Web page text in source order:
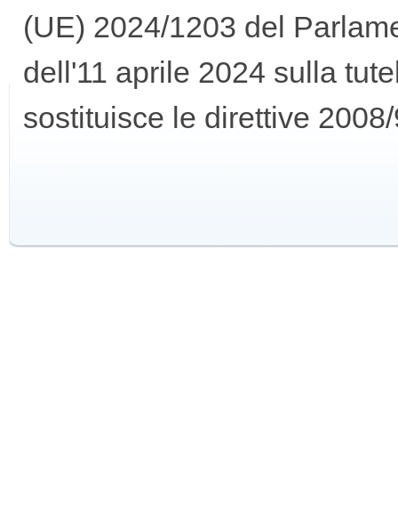
GUIDA
ALL'USO
F.A.Q.
(UE) 2024/1203 del
dell'11 aprile 2024 sulla
sostituisce le direttive